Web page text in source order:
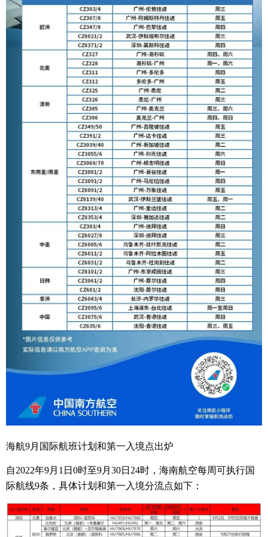
海航9月国际航班计划和第一入境点出炉
自2022年9月1日0时至9月30日24时，海南航空每周可执行国
际航线9条，具体计划和第一入境分流点如下：